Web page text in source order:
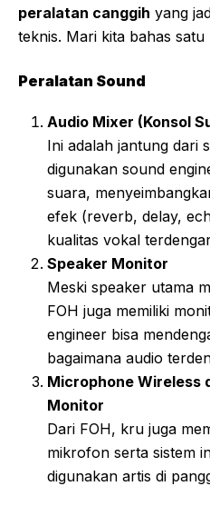
peralatan canggih yang
teknis. Mari kita bahas satu
Peralatan Sound
Audio Mixer (Konsol
Ini adalah jantung dari
digunakan sound
suara,
efek (reverb, delay,
kualitas vokal
Speaker Monitor
Meski speaker utama
FOH juga memiliki
engineer bisa
bagaimana audio
Microphone Wireless
Monitor
Dari FOH, kru juga
mikrofon serta sistem
digunakan artis di